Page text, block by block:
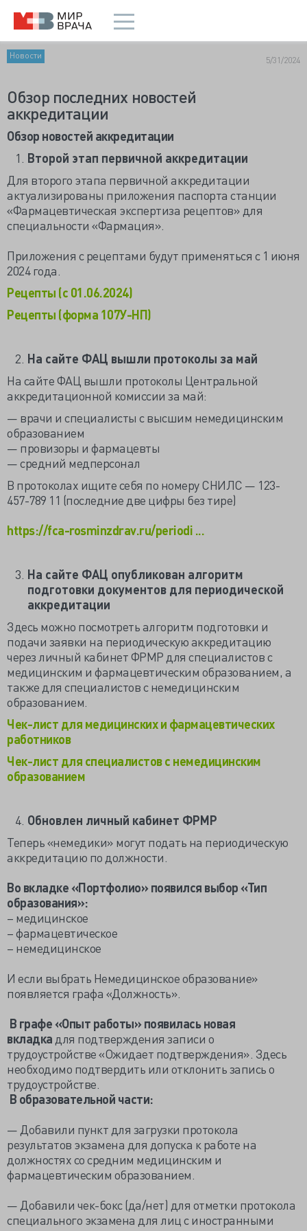
Новости 5/31/2024
Обзор последних новостей
аккредитации
Обзор новостей аккредитации
Второй этап первичной аккредитации
Для второго этапа первичной аккредитации
актуализированы приложения паспорта станции
«Фармацевтическая экспертиза рецептов» для
специальности «Фармация».
Приложения с рецептами будут применяться с 1 июня
2024 года.
Рецепты (с 01.06.2024)
Рецепты (форма 107У-НП)
На сайте ФАЦ вышли протоколы за май
На сайте ФАЦ вышли протоколы Центральной
аккредитационной комиссии за май:
— врачи и специалисты с высшим немедицинским
образованием
— провизоры и фармацевты
— средний медперсонал
В протоколах ищите себя по номеру СНИЛС — 123-
457-789 11 (последние две цифры без тире)
https://fca-rosminzdrav.ru/periodi ...
На сайте ФАЦ опубликован алгоритм
подготовки документов для периодической
аккредитации
Здесь можно посмотреть алгоритм подготовки и
подачи заявки на периодическую аккредитацию
через личный кабинет ФРМР для специалистов с
медицинским и фармацевтическим образованием, а
также для специалистов с немедицинским
образованием.
Чек-лист для медицинских и фармацевтических
работников
Чек-лист для специалистов с немедицинским
образованием
Обновлен личный кабинет ФРМР
Теперь «немедики» могут подать на периодическую
аккредитацию по должности.
Во вкладке «Портфолио» появился выбор «Тип
образования»:
– медицинское
– фармацевтическое
– немедицинское
И если выбрать Немедицинское образование»
появляется графа «Должность».
В графе «Опыт работы» появилась новая
вкладка для подтверждения записи о
трудоустройстве «Ожидает подтверждения». Здесь
необходимо подтвердить или отклонить запись о
трудоустройстве.
В образовательной части:
— Добавили пункт для загрузки протокола
результатов экзамена для допуска к работе на
должностях со средним медицинским и
фармацевтическим образованием.
— Добавили чек-бокс (да/нет) для отметки протокола
специального экзамена для лиц с иностранными